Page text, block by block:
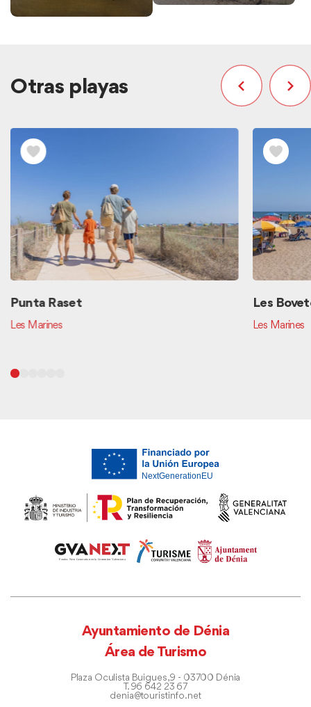
Otras playas
Punta Raset
Les Marines
Les
Les Marines
Ayuntamiento de Dénia
Área de Turismo
Plaza Oculista Buigues, 9 - 03700 Dénia
T. 96 642 23 67
denia@touristinfo.net